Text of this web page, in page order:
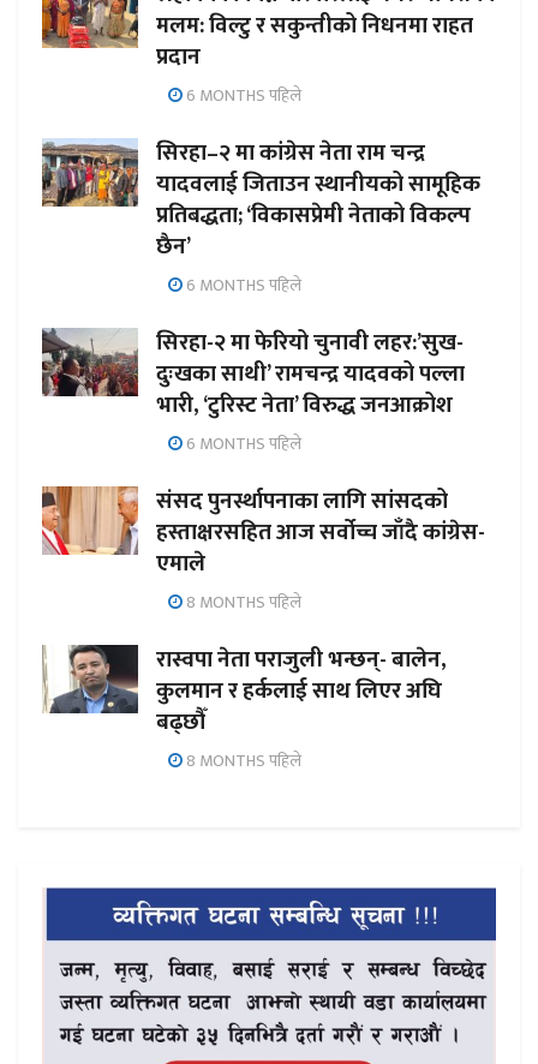
मलम: विल्टु र सकुन्तीको निधनमा राहत
प्रदान
6 MONTHS पहिले
सिरहा–२ मा कांग्रेस नेता राम चन्द्र
यादवलाई जिताउन स्थानीयको सामूहिक
प्रतिबद्धता; ‘विकासप्रेमी नेताको विकल्प
छैन’
6 MONTHS पहिले
सिरहा-२ मा फेरियो चुनावी लहर:’सुख-
दुःखका साथी’ रामचन्द्र यादवको पल्ला
भारी, ‘टुरिस्ट नेता’ विरुद्ध जनआक्रोश
6 MONTHS पहिले
संसद पुनर्स्थापनाका लागि सांसदको
हस्ताक्षरसहित आज सर्वोच्च जाँदै कांग्रेस-
एमाले
8 MONTHS पहिले
रास्वपा नेता पराजुली भन्छन्- बालेन,
कुलमान र हर्कलाई साथ लिएर अघि
बढ्छौँ
8 MONTHS पहिले